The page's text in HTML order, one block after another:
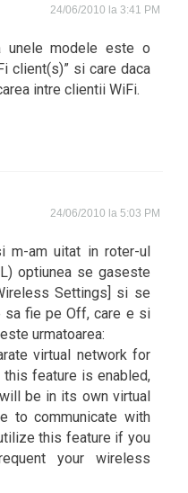
24/06/2010 la 3:41 PM
modele este o
client(s)” si care daca
intre clientii WiFi.
24/06/2010 la 5:03 PM
m-am uitat in roter-ul
optiunea se gaseste
Settings] si se
sa fie pe Off, care e si
urmatoarea:
virtual network for
feature is enabled,
be in its own virtual
to communicate with
this feature if you
your wireless